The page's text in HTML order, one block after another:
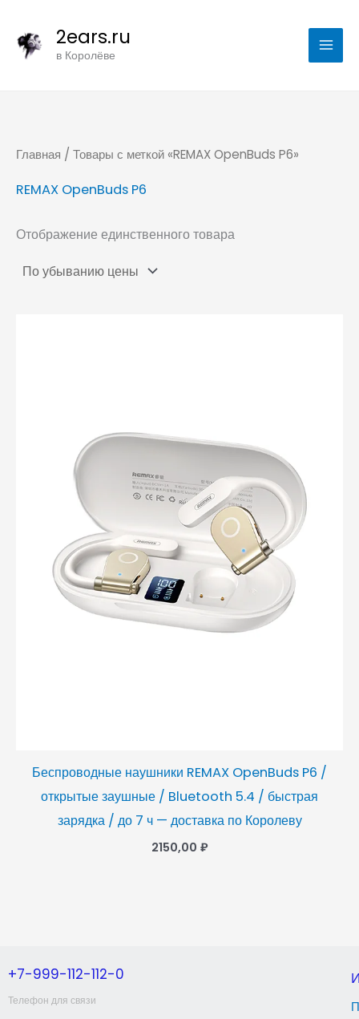
содержимому
2ears.ru
в Королёве
Главная / Товары с меткой «REMAX OpenBuds P6»
REMAX OpenBuds P6
Отображение единственного товара
Беспроводные наушники REMAX OpenBuds P6 /
открытые заушные / Bluetooth 5.4 / быстрая
зарядка / до 7 ч — доставка по Королеву
2150,00 ₽
+7-999-112-112-0
Телефон для связи